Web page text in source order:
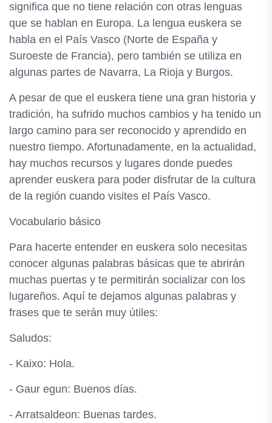
significa que no tiene relación con otras lenguas
que se hablan en Europa. La lengua euskera se
habla en el País Vasco (Norte de España y
Suroeste de Francia), pero también se utiliza en
algunas partes de Navarra, La Rioja y Burgos.
A pesar de que el euskera tiene una gran historia y
tradición, ha sufrido muchos cambios y ha tenido un
largo camino para ser reconocido y aprendido en
nuestro tiempo. Afortunadamente, en la actualidad,
hay muchos recursos y lugares donde puedes
aprender euskera para poder disfrutar de la cultura
de la región cuando visites el País Vasco.
Vocabulario básico
Para hacerte entender en euskera solo necesitas
conocer algunas palabras básicas que te abrirán
muchas puertas y te permitirán socializar con los
lugareños. Aquí te dejamos algunas palabras y
frases que te serán muy útiles:
Saludos:
- Kaixo: Hola.
- Gaur egun: Buenos días.
- Arratsaldeon: Buenas tardes.